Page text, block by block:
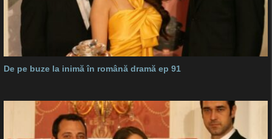
De pe buze la inimă în română dramă ep 91